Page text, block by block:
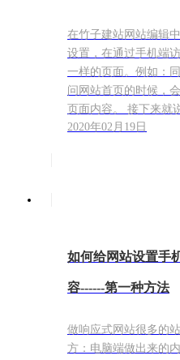
在竹子建站网站编辑
设置，在通过手机端
一样的页面。例如：
问网站首页的时候，
页面内容。 接下来就
2020年02月19日
如何给网站设置手
容------第一种方法
做响应式网站很多的
方：电脑端做出来的